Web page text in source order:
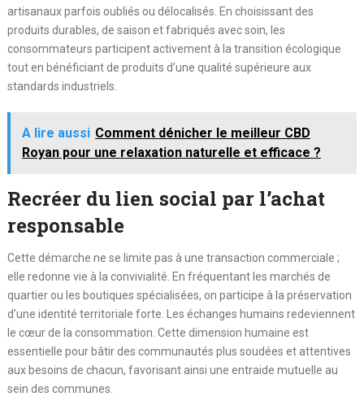
artisanaux parfois oubliés ou délocalisés. En choisissant des
produits durables, de saison et fabriqués avec soin, les
consommateurs participent activement à la transition écologique
tout en bénéficiant de produits d’une qualité supérieure aux
standards industriels.
A lire aussi Comment dénicher le meilleur CBD
Royan pour une relaxation naturelle et efficace ?
Recréer du lien social par l’achat
responsable
Cette démarche ne se limite pas à une transaction commerciale ;
elle redonne vie à la convivialité. En fréquentant les marchés de
quartier ou les boutiques spécialisées, on participe à la préservation
d’une identité territoriale forte. Les échanges humains redeviennent
le cœur de la consommation. Cette dimension humaine est
essentielle pour bâtir des communautés plus soudées et attentives
aux besoins de chacun, favorisant ainsi une entraide mutuelle au
sein des communes.